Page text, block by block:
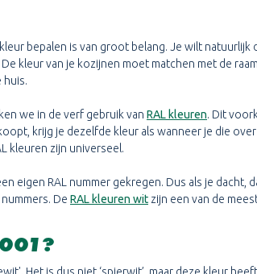
bepalen is van groot belang. Je wilt natuurlijk
kleur van je kozijnen moet matchen met de
huis.
we in de verf gebruik van RAL kleuren. Dit
krijg je dezelfde kleur als wanneer je die
kleuren zijn universeel.
eigen RAL nummer gekregen. Dus als je
De RAL kleuren wit zijn een van de
Het is dus niet ‘spierwit’, maar deze kleur